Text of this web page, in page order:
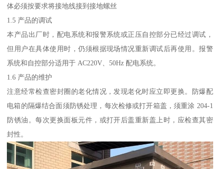
体必须按要求将接地线接到接地螺丝
1.5 产品的调试
本产品出厂时，配电系统和报警系统或正压自控部分已经过调试，
但用户在具体使用时，仍须根据现场情况重新调试后再使用。报警
系统和自控部分适用于 AC220V、50Hz 配电系统。
1.6 产品的维护
注意经常检查密封圈的老化情况，发现老化时应立即更换。防爆配
电箱的隔爆结合面须防锈处理，每次检修或打开箱盖，须重涂 204-1
防锈油。每次更换面板元件，或打开后盖重新盖上时，应检查其密
封性。